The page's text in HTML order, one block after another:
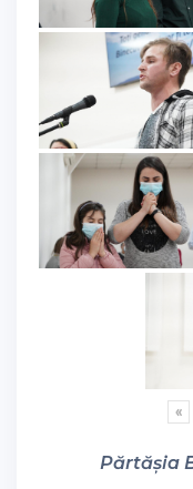
«
Părtășia